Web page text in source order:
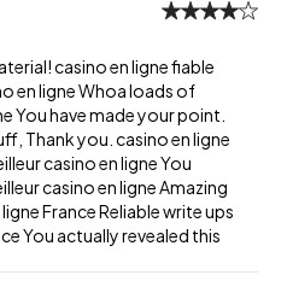
casino en ligne fiable
en ligne Whoa loads of
You have made your point.
Thank you. casino en ligne
casino en ligne You
casino en ligne Amazing
France Reliable write ups
You actually revealed this